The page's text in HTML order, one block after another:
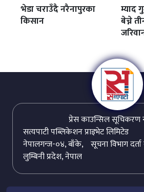
भेडा चराउँदै नरैनापुरका
किसान
म्याद
बेच्ने
प्रेस काउन्सिल
सत्यपाटी पब्लिकेशन प्राइभेट लिमिटेड
सूचना विभाग
नेपालगन्ज-०४, बाँके,
लुम्बिनी प्रदेश, नेपाल